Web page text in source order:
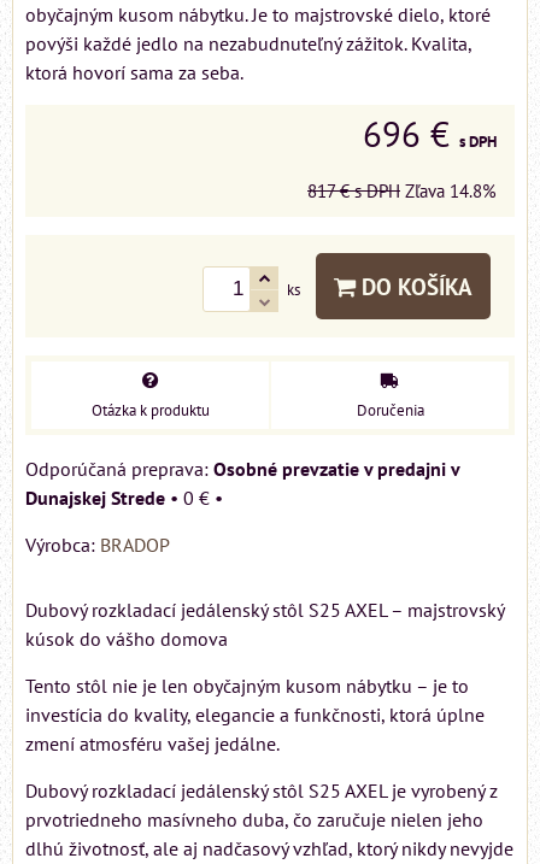
obyčajným kusom nábytku. Je to majstrovské dielo, ktoré
povýši každé jedlo na nezabudnuteľný zážitok. Kvalita,
ktorá hovorí sama za seba.
696 € s DPH
817 € s DPH Zľava 14.8%
ks DO KOŠÍKA
Otázka k produktu Doručenia
Osobné prevzatie v predajni v
Dunajskej Strede • 0 € •
Výrobca: BRADOP
Dubový rozkladací jedálenský stôl S25 AXEL – majstrovský
kúsok do vášho domova
Tento stôl nie je len obyčajným kusom nábytku – je to
investícia do kvality, elegancie a funkčnosti, ktorá úplne
zmení atmosféru vašej jedálne.
Dubový rozkladací jedálenský stôl S25 AXEL je vyrobený z
prvotriedneho masívneho duba, čo zaručuje nielen jeho
dlhú životnosť, ale aj nadčasový vzhľad, ktorý nikdy nevyjde